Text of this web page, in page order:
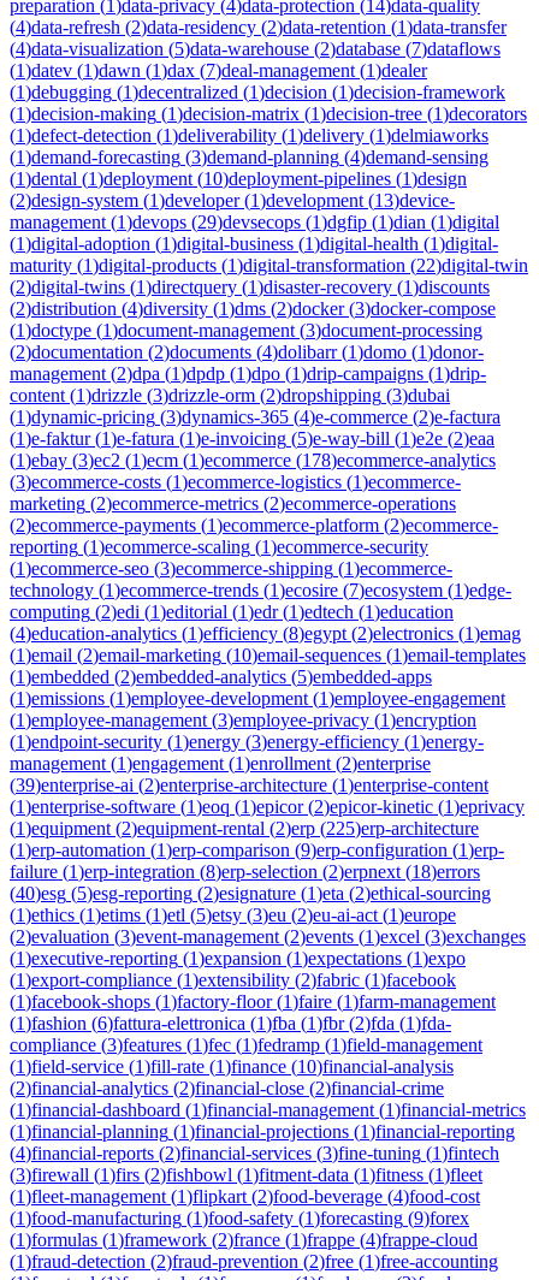
preparation (1)data-privacy (4)data-protection (14)data-quality
(4)data-refresh (2)data-residency (2)data-retention (1)data-transfer
(4)data-visualization (5)data-warehouse (2)database (7)dataflows
(1)datev (1)dawn (1)dax (7)deal-management (1)dealer
(1)debugging (1)decentralized (1)decision (1)decision-framework
(1)decision-making (1)decision-matrix (1)decision-tree (1)decorators
(1)defect-detection (1)deliverability (1)delivery (1)delmiaworks
(1)demand-forecasting (3)demand-planning (4)demand-sensing
(1)dental (1)deployment (10)deployment-pipelines (1)design
(2)design-system (1)developer(1)development (13)device-
management (1)devops (29)devsecops (1)dgfip (1)dian (1)digital
(1)digital-adoption (1)digital-business (1)digital-health (1)digital-
maturity (1)digital-products (1)digital-transformation (22)digital-twin
(2)digital-twins (1)directquery (1)disaster-recovery (1)discounts
(2)distribution (4)diversity (1)dms (2)docker(3)docker-compose
(1)doctype (1)document-management (3)document-processing
(2)documentation (2)documents (4)dolibarr(1)domo (1)donor-
management (2)dpa (1)dpdp (1)dpo (1)drip-campaigns (1)drip-
content (1)drizzle (3)drizzle-orm (2)dropshipping (3)dubai
(1)dynamic-pricing (3)dynamics-365 (4)e-commerce (2)e-factura
(1)e-faktur(1)e-fatura (1)e-invoicing (5)e-way-bill (1)e2e (2)eaa
(1)ebay (3)ec2 (1)ecm (1)ecommerce (178)ecommerce-analytics
(3)ecommerce-costs (1)ecommerce-logistics (1)ecommerce-
marketing (2)ecommerce-metrics (2)ecommerce-operations
(2)ecommerce-payments (1)ecommerce-platform (2)ecommerce-
reporting (1)ecommerce-scaling (1)ecommerce-security
(1)ecommerce-seo (3)ecommerce-shipping (1)ecommerce-
technology (1)ecommerce-trends (1)ecosire (7)ecosystem (1)edge-
computing (2)edi (1)editorial (1)edr(1)edtech (1)education
(4)education-analytics (1)efficiency (8)egypt (2)electronics (1)emag
(1)email (2)email-marketing (10)email-sequences (1)email-templates
(1)embedded (2)embedded-analytics (5)embedded-apps
(1)emissions (1)employee-development (1)employee-engagement
(1)employee-management (3)employee-privacy (1)encryption
(1)endpoint-security (1)energy (3)energy-efficiency (1)energy-
management (1)engagement (1)enrollment (2)enterprise
(39)enterprise-ai (2)enterprise-architecture (1)enterprise-content
(1)enterprise-software (1)eoq (1)epicor(2)epicor-kinetic (1)eprivacy
(1)equipment (2)equipment-rental (2)erp (225)erp-architecture
(1)erp-automation (1)erp-comparison (9)erp-configuration (1)erp-
failure (1)erp-integration (8)erp-selection (2)erpnext (18)errors
(40)esg (5)esg-reporting (2)esignature (1)eta (2)ethical-sourcing
(1)ethics (1)etims (1)etl (5)etsy (3)eu (2)eu-ai-act (1)europe
(2)evaluation (3)event-management (2)events (1)excel (3)exchanges
(1)executive-reporting (1)expansion (1)expectations (1)expo
(1)export-compliance (1)extensibility (2)fabric (1)facebook
(1)facebook-shops (1)factory-floor(1)faire (1)farm-management
(1)fashion (6)fattura-elettronica (1)fba (1)fbr(2)fda (1)fda-
compliance (3)features (1)fec (1)fedramp (1)field-management
(1)field-service (1)fill-rate (1)finance (10)financial-analysis
(2)financial-analytics (2)financial-close (2)financial-crime
(1)financial-dashboard (1)financial-management (1)financial-metrics
(1)financial-planning (1)financial-projections (1)financial-reporting
(4)financial-reports (2)financial-services (3)fine-tuning (1)fintech
(3)firewall (1)firs (2)fishbowl (1)fitment-data (1)fitness (1)fleet
(1)fleet-management (1)flipkart (2)food-beverage (4)food-cost
(1)food-manufacturing (1)food-safety (1)forecasting (9)forex
(1)formulas (1)framework (2)france (1)frappe (4)frappe-cloud
(1)fraud-detection (2)fraud-prevention (2)free (1)free-accounting